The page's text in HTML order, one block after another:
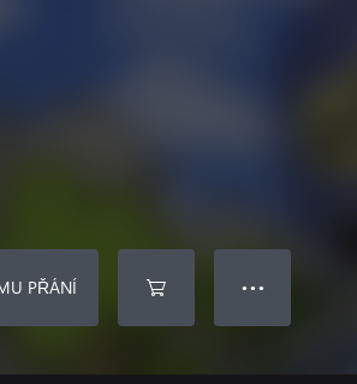
PŘÁNÍ ● ● ●